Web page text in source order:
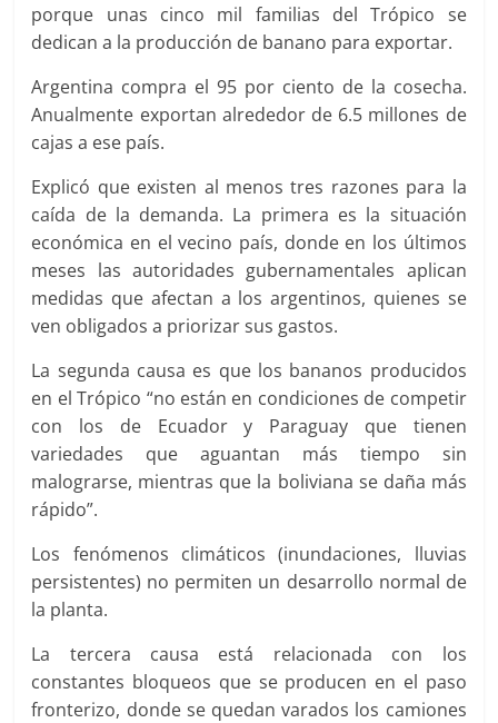
porque unas cinco mil familias del Trópico se
dedican a la producción de banano para exportar.
Argentina compra el 95 por ciento de la cosecha.
Anualmente exportan alrededor de 6.5 millones de
cajas a ese país.
Explicó que existen al menos tres razones para la
caída de la demanda. La primera es la situación
económica en el vecino país, donde en los últimos
meses las autoridades gubernamentales aplican
medidas que afectan a los argentinos, quienes se
ven obligados a priorizar sus gastos.
La segunda causa es que los bananos producidos
en el Trópico “no están en condiciones de competir
con los de Ecuador y Paraguay que tienen
variedades que aguantan más tiempo sin
malograrse, mientras que la boliviana se daña más
rápido”.
Los fenómenos climáticos (inundaciones, lluvias
persistentes) no permiten un desarrollo normal de
la planta.
La tercera causa está relacionada con los
constantes bloqueos que se producen en el paso
fronterizo, donde se quedan varados los camiones